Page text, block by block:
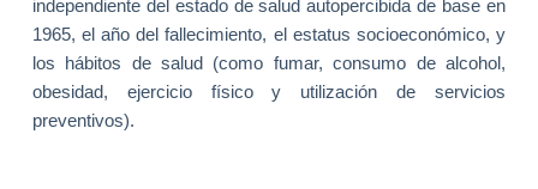
independiente del estado de salud autopercibida de base en
1965, el año del fallecimiento, el estatus socioeconómico, y
los hábitos de salud (como fumar, consumo de alcohol,
obesidad, ejercicio físico y utilización de servicios
preventivos).